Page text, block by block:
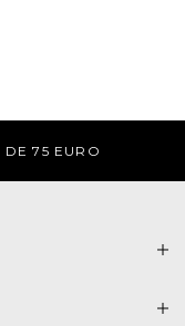
ZELFDE DAG